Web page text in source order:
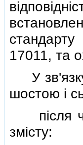
17011, та
У
шостою i
пiсля
змiсту: